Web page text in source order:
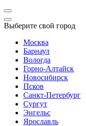
Выберите свой город
Москва
Барнаул
Вологда
Горно-Алтайск
Новосибирск
Псков
Санкт-Петербург
Сургут
Энгельс
Ярославль